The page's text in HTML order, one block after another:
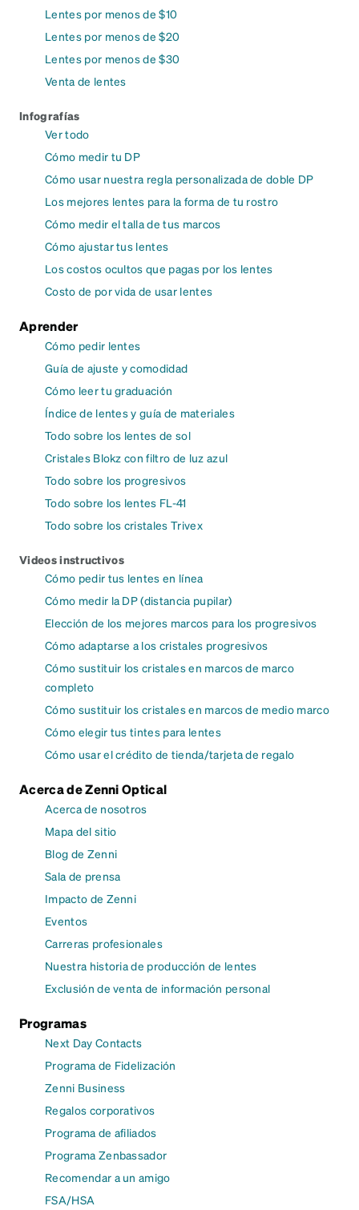
Lentes por menos de $10
Lentes por menos de $20
Lentes por menos de $30
Venta de lentes
Infografías
Ver todo
Cómo medir tu DP
Cómo usar nuestra regla personalizada de doble DP
Los mejores lentes para la forma de tu rostro
Cómo medir el talla de tus marcos
Cómo ajustar tus lentes
Los costos ocultos que pagas por los lentes
Costo de por vida de usar lentes
Aprender
Cómo pedir lentes
Guía de ajuste y comodidad
Cómo leer tu graduación
Índice de lentes y guía de materiales
Todo sobre los lentes de sol
Cristales Blokz con filtro de luz azul
Todo sobre los progresivos
Todo sobre los lentes FL-41
Todo sobre los cristales Trivex
Videos instructivos
Cómo pedir tus lentes en línea
Cómo medir la DP (distancia pupilar)
Elección de los mejores marcos para los progresivos
Cómo adaptarse a los cristales progresivos
Cómo sustituir los cristales en marcos de marco
completo
Cómo sustituir los cristales en marcos de medio marco
Cómo elegir tus tintes para lentes
Cómo usar el crédito de tienda/tarjeta de regalo
Acerca de Zenni Optical
Acerca de nosotros
Mapa del sitio
Blog de Zenni
Sala de prensa
Impacto de Zenni
Eventos
Carreras profesionales
Nuestra historia de producción de lentes
Exclusión de venta de información personal
Programas
Next Day Contacts
Programa de Fidelización
Zenni Business
Regalos corporativos
Programa de afiliados
Programa Zenbassador
Recomendar a un amigo
FSA/HSA